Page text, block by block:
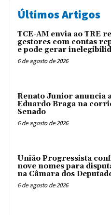
Últimos Artigos
TCE-AM envia ao TRE
gestores com contas
e pode gerar
6 de agosto de 2026
Renato Junior anuncia
Eduardo Braga na
Senado
6 de agosto de 2026
União Progressista
nove nomes para
na Câmara dos
6 de agosto de 2026